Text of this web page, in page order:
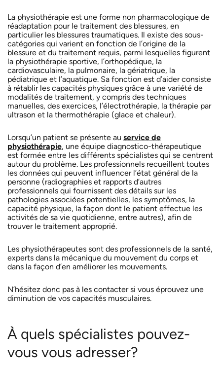
La physiothérapie est une forme non pharmacologique de
réadaptation pour le traitement des blessures, en
particulier les blessures traumatiques. Il existe des sous-
catégories qui varient en fonction de l’origine de la
blessure et du traitement requis, parmi lesquelles figurent
la physiothérapie sportive, l’orthopédique, la
cardiovasculaire, la pulmonaire, la gériatrique, la
pédiatrique et l’aquatique. Sa fonction est d’aider consiste
à rétablir les capacités physiques grâce à une variété de
modalités de traitement, y compris des techniques
manuelles, des exercices, l’électrothérapie, la thérapie par
ultrason et la thermothérapie (glace et chaleur).
Lorsqu’un patient se présente au service de
physiothérapie, une équipe diagnostico-thérapeutique
est formée entre les différents spécialistes qui se centrent
autour du problème. Les professionnels recueillent toutes
les données qui peuvent influencer l’état général de la
personne (radiographies et rapports d’autres
professionnels qui fournissent des détails sur les
pathologies associées potentielles, les symptômes, la
capacité physique, la façon dont le patient effectue les
activités de sa vie quotidienne, entre autres), afin de
trouver le traitement approprié.
Les physiothérapeutes sont des professionnels de la santé,
experts dans la mécanique du mouvement du corps et
dans la façon d’en améliorer les mouvements.
N’hésitez donc pas à les contacter si vous éprouvez une
diminution de vos capacités musculaires.
À quels spécialistes pouvez-
vous vous adresser?